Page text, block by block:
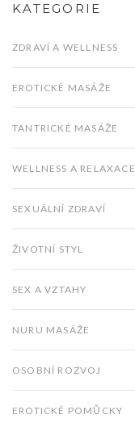
KATEGORIE
ZDRAVÍ A WELLNESS
EROTICKÉ MASÁŽE
TANTRICKÉ MASÁŽE
WELLNESS A RELAXACE
SEXUÁLNÍ ZDRAVÍ
ŽIVOTNÍ STYL
SEX A VZTAHY
NURU MASÁŽE
OSOBNÍ ROZVOJ
EROTICKÉ POMŮCKY